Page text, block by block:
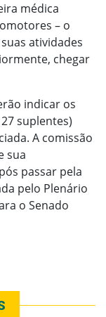
médica
– o
atividades
chegar
indicar os
suplentes)
A comissão
sua
passar pela
pelo Plenário
o Senado